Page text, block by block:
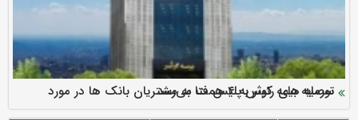
ارزش سهام عدالت بالا رفت
سرمایه بیمه کوثر به ۴ همت می‌رسد
نود ثانیه با فولاد سنگان
تقدیر دبیرکل سندیکای بیمه گران ایران از اقدامات مدیرعامل بیمه
توصیه های رئیس پلیس فتا به مشتریان بانک ها در مورد